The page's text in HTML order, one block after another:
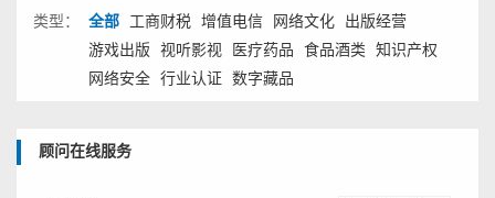
类型： 全部 工商财税 增值电信 网络文化
出版经营
游戏出版
视听影视 医疗药品 食品酒类
知识产权
网络安全 行业认证 数字藏品
顾问在线服务